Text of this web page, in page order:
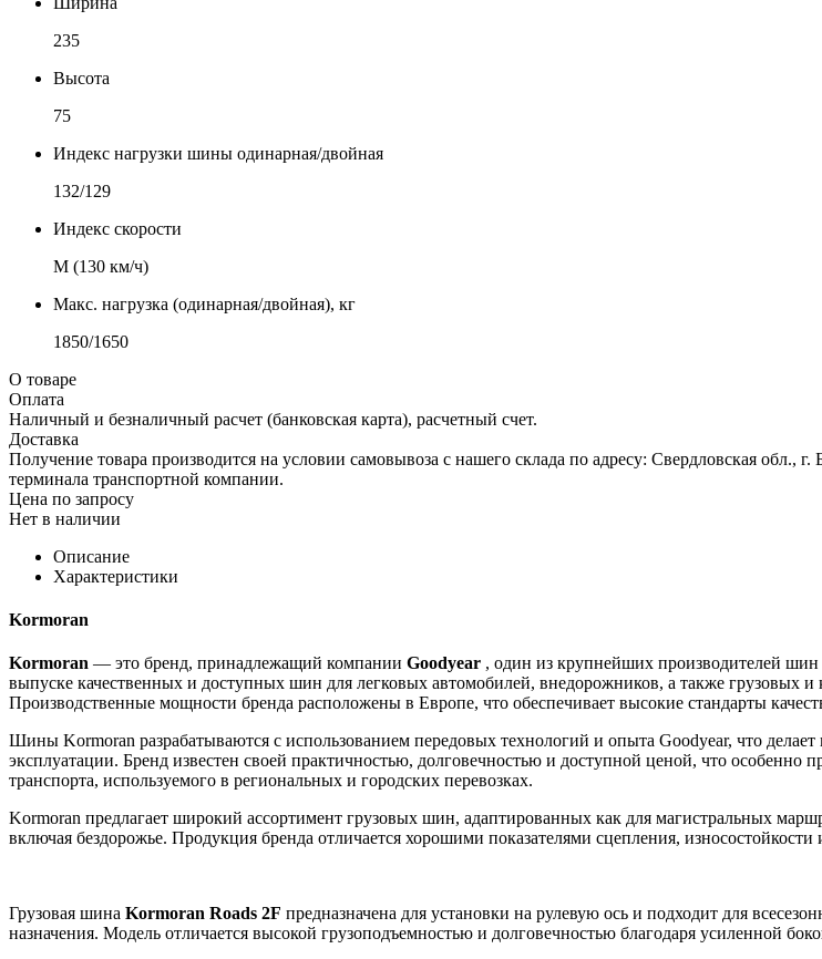
235
Высота
75
Индекс нагрузки шины одинарная/двойная
132/129
Индекс скорости
М (130 км/ч)
Макс. нагрузка (одинарная/двойная), кг
1850/1650
О товаре
Оплата
Наличный и безналичный расчет (банковская карта), расчетный счет.
Доставка
Получение товара производится на условии самовывоза с нашего склада по адресу: Свердловская
терминала транспортной компании.
Цена по запросу
Нет в наличии
Описание
Характеристики
Kormoran
Kormoran — это бренд, принадлежащий компании Goodyear , один из крупнейших производителей шин
выпуске качественных и доступных шин для легковых автомобилей, внедорожников, а также грузовых и
Производственные мощности бренда расположены в Европе, что обеспечивает высокие стандарты
Шины Kormoran разрабатываются с использованием передовых технологий и опыта Goodyear, что
эксплуатации. Бренд известен своей практичностью, долговечностью и доступной ценой, что особенно
транспорта, используемого в региональных и городских перевозках.
Kormoran предлагает широкий ассортимент грузовых шин, адаптированных как для магистральных
включая бездорожье. Продукция бренда отличается хорошими показателями сцепления,
Грузовая шина Kormoran Roads 2F предназначена для установки на рулевую ось и подходит для
назначения. Модель отличается высокой грузоподъемностью и долговечностью благодаря усиленной